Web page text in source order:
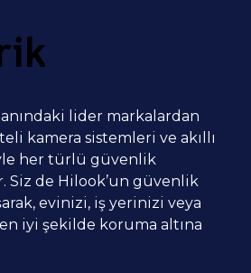
lider markalardan
kamera sistemleri ve akıllı
her türlü güvenlik
Siz de Hilook’un güvenlik
evinizi, iş yerinizi veya
iyi şekilde koruma altına